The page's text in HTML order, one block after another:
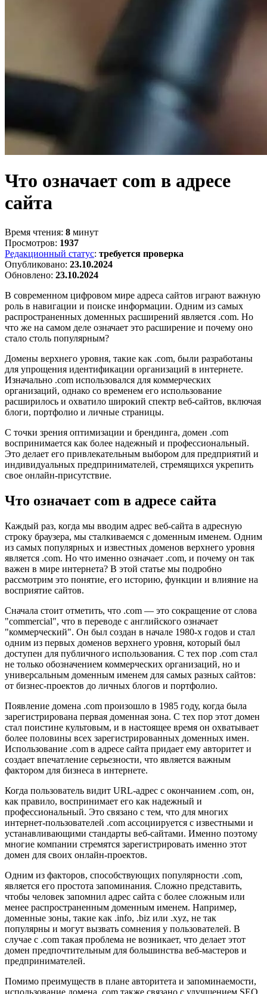
Что означает com в адресе
сайта
Время чтения: 8 минут
Просмотров: 1937
Редакционный статус: требуется проверка
Опубликовано: 23.10.2024
Обновлено: 23.10.2024
В современном цифровом мире адреса сайтов играют важную
роль в навигации и поиске информации. Одним из самых
распространенных доменных расширений является .com. Но
что же на самом деле означает это расширение и почему оно
стало столь популярным?
Домены верхнего уровня, такие как .com, были разработаны
для упрощения идентификации организаций в интернете.
Изначально .com использовался для коммерческих
организаций, однако со временем его использование
расширилось и охватило широкий спектр веб-сайтов, включая
блоги, портфолио и личные страницы.
С точки зрения оптимизации и брендинга, домен .com
воспринимается как более надежный и профессиональный.
Это делает его привлекательным выбором для предприятий и
индивидуальных предпринимателей, стремящихся укрепить
свое онлайн-присутствие.
Что означает com в адресе сайта
Каждый раз, когда мы вводим адрес веб-сайта в адресную
строку браузера, мы сталкиваемся с доменным именем. Одним
из самых популярных и известных доменов верхнего уровня
является .com. Но что именно означает .com, и почему он так
важен в мире интернета? В этой статье мы подробно
рассмотрим это понятие, его историю, функции и влияние на
восприятие сайтов.
Сначала стоит отметить, что .com — это сокращение от слова
"commercial", что в переводе с английского означает
"коммерческий". Он был создан в начале 1980-х годов и стал
одним из первых доменов верхнего уровня, который был
доступен для публичного использования. С тех пор .com стал
не только обозначением коммерческих организаций, но и
универсальным доменным именем для самых разных сайтов:
от бизнес-проектов до личных блогов и портфолио.
Появление домена .com произошло в 1985 году, когда была
зарегистрирована первая доменная зона. С тех пор этот домен
стал поистине культовым, и в настоящее время он охватывает
более половины всех зарегистрированных доменных имен.
Использование .com в адресе сайта придает ему авторитет и
создает впечатление серьезности, что является важным
фактором для бизнеса в интернете.
Когда пользователь видит URL-адрес с окончанием .com, он,
как правило, воспринимает его как надежный и
профессиональный. Это связано с тем, что для многих
интернет-пользователей .com ассоциируется с известными и
устанавливающими стандарты веб-сайтами. Именно поэтому
многие компании стремятся зарегистрировать именно этот
домен для своих онлайн-проектов.
Одним из факторов, способствующих популярности .com,
является его простота запоминания. Сложно представить,
чтобы человек запомнил адрес сайта с более сложным или
менее распространенным доменным именем. Например,
доменные зоны, такие как .info, .biz или .xyz, не так
популярны и могут вызвать сомнения у пользователей. В
случае с .com такая проблема не возникает, что делает этот
домен предпочтительным для большинства веб-мастеров и
предпринимателей.
Помимо преимуществ в плане авторитета и запоминаемости,
использование домена .com также связано с улучшением SEO